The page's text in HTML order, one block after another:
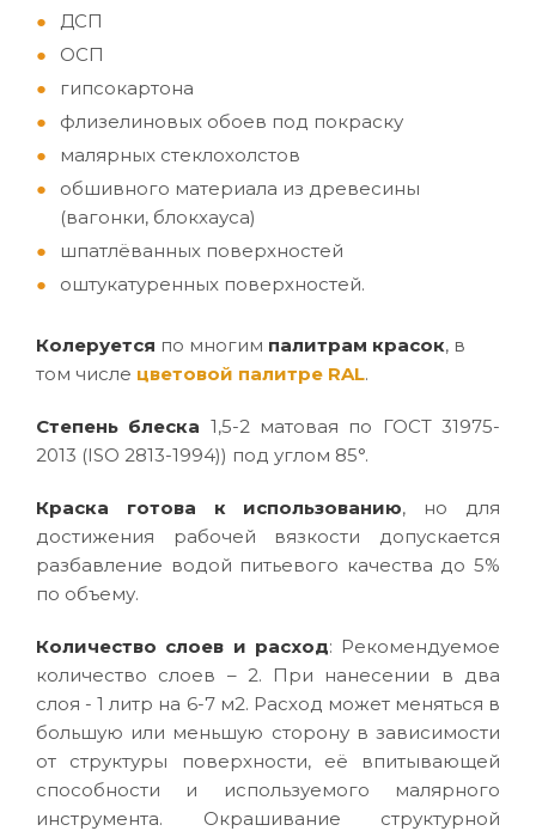
ДСП
ОСП
гипсокартона
флизелиновых обоев под покраску
малярных стеклохолстов
обшивного материала из древесины
(вагонки, блокхауса)
шпатлёванных поверхностей
оштукатуренных поверхностей.
Колеруется по многим палитрам красок, в
том числе цветовой палитре RAL.
Степень блеска 1,5-2 матовая по ГОСТ 31975-
2013 (ISO 2813-1994)) под углом 85°.
Краска готова к использованию, но для
достижения рабочей вязкости допускается
разбавление водой питьевого качества до 5%
по объему.
Количество слоев и расход: Рекомендуемое
количество слоев – 2. При нанесении в два
слоя - 1 литр на 6-7 м2. Расход может меняться в
большую или меньшую сторону в зависимости
от структуры поверхности, её впитывающей
способности и используемого малярного
инструмента. Окрашивание структурной